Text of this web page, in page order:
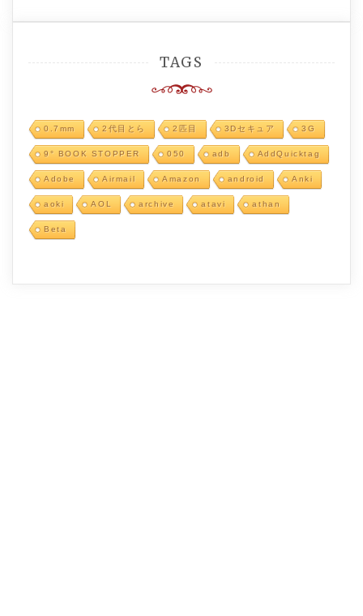
TAGS
0.7mm 2代目とら 2匹目 3Dセキュア 3G
9° BOOK STOPPER 050 adb AddQuicktag
Adobe Airmail Amazon android Anki
aoki AOL archive atavi athan
Beta